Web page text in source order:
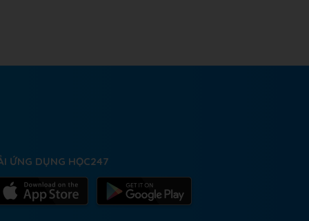
ỨNG DỤNG HỌC247